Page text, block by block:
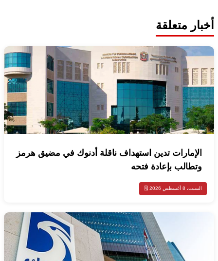
أخبار متعلقة
الإمارات تدين استهداف ناقلة أدنوك في مضيق هرمز
وتطالب بإعادة فتحه
السبت، 8 أغسطس 2026 🗓️